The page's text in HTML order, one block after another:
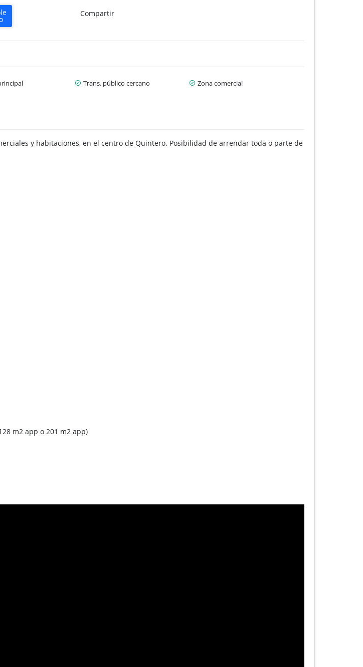
Compartir
Trans. público cercano
Zona comercial
y habitaciones, en el centro de Quintero. Posibilidad de arrendar toda o parte de
m2 app o 201 m2 app)